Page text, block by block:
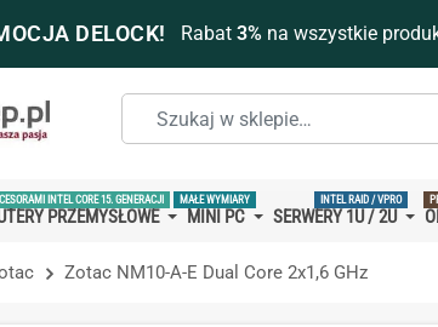
DELOCK! Rabat 3%na wszystkie
PRZEMYSŁOWE
INTEL CORE 15. GENERACJI
MINI PC
MAŁE WYMIARY
SERWERY 1U / 2U
INTEL RAID / VPRO
Zotac NM10-A-E Dual Core 2x1,6 GHz